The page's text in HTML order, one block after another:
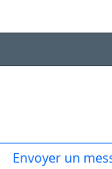
Envoyer un